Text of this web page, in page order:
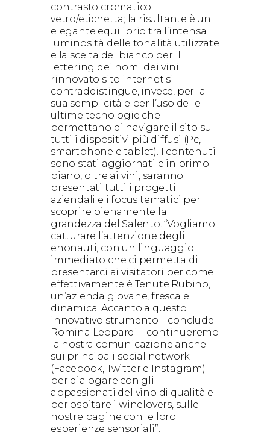
contrasto cromatico
vetro/etichetta; la risultante è un
elegante equilibrio tra l’intensa
luminosità delle tonalità utilizzate
e la scelta del bianco per il
lettering dei nomi dei vini. Il
rinnovato sito internet si
contraddistingue, invece, per la
sua semplicità e per l’uso delle
ultime tecnologie che
permettano di navigare il sito su
tutti i dispositivi più diffusi (Pc,
smartphone e tablet). I contenuti
sono stati aggiornati e in primo
piano, oltre ai vini, saranno
presentati tutti i progetti
aziendali e i focus tematici per
scoprire pienamente la
grandezza del Salento. “Vogliamo
catturare l’attenzione degli
enonauti, con un linguaggio
immediato che ci permetta di
presentarci ai visitatori per come
effettivamente è Tenute Rubino,
un’azienda giovane, fresca e
dinamica. Accanto a questo
innovativo strumento – conclude
Romina Leopardi – continueremo
la nostra comunicazione anche
sui principali social network
(Facebook, Twitter e Instagram)
per dialogare con gli
appassionati del vino di qualità e
per ospitare i winelovers, sulle
nostre pagine con le loro
esperienze sensoriali”.